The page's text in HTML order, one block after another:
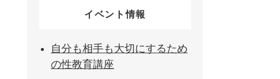
イベント情報
自分も相手も大切にするため
の性教育講座